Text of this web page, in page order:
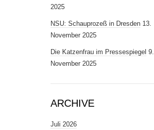
2025
NSU: Schauprozeß in Dresden 13.
November 2025
Die Katzenfrau im Pressespiegel 9.
November 2025
ARCHIVE
Juli 2026